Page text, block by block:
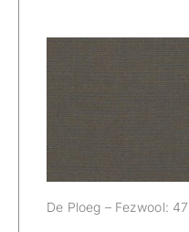
De Ploeg –
De Ploeg – Fezwool: 47